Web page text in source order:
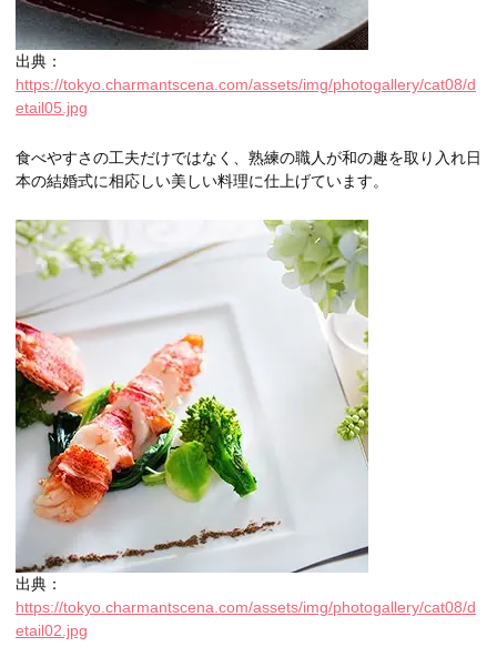
出典：
https://tokyo.charmantscena.com/assets/img/photogallery/cat08/d
etail05.jpg
食べやすさの工夫だけではなく、熟練の職人が和の趣を取り入れ日
本の結婚式に相応しい美しい料理に仕上げています。
出典：
https://tokyo.charmantscena.com/assets/img/photogallery/cat08/d
etail02.jpg